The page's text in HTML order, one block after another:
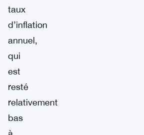
taux
d’inflation
annuel,
qui
est
resté
relativement
bas